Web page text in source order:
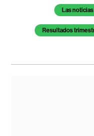
Temas de este
Las
Resultados